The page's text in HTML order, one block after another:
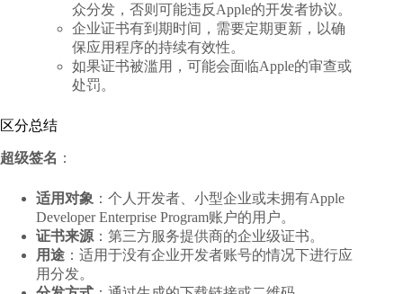
众分发，否则可能违反Apple的开发者协议。
企业证书有到期时间，需要定期更新，以确
保应用程序的持续有效性。
如果证书被滥用，可能会面临Apple的审查或
处罚。
区分总结
超级签名 ：
适用对象 ：个人开发者、小型企业或未拥有Apple
Developer Enterprise Program账户的用户。
证书来源 ：第三方服务提供商的企业级证书。
用途 ：适用于没有企业开发者账号的情况下进行应
用分发。